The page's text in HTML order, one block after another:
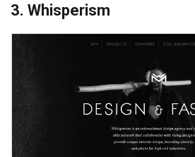
3. Whisperism